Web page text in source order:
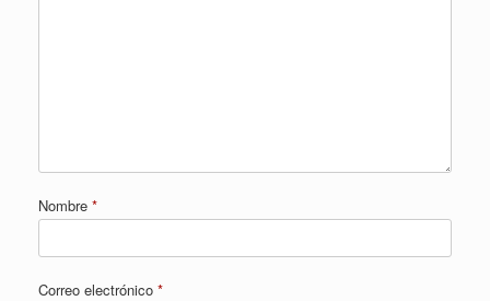
Nombre *
Correo electrónico *